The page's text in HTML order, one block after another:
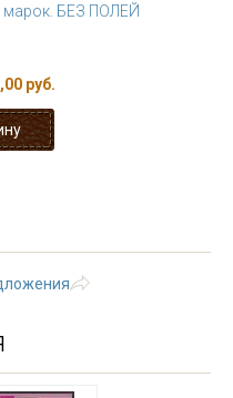
марок. БЕЗ ПОЛЕЙ
руб.